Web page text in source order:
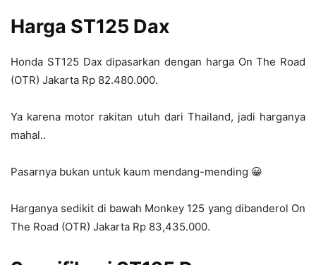
Harga ST125 Dax
Honda ST125 Dax dipasarkan dengan harga On The Road
(OTR) Jakarta Rp 82.480.000.
Ya karena motor rakitan utuh dari Thailand, jadi harganya
mahal..
Pasarnya bukan untuk kaum mendang-mending 😀
Harganya sedikit di bawah Monkey 125 yang dibanderol On
The Road (OTR) Jakarta Rp 83,435.000.